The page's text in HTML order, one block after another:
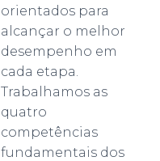
orientados para
alcançar o melhor
desempenho em
cada etapa.
Trabalhamos as
quatro
competências
fundamentais dos